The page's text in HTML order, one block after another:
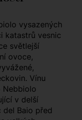
vysazených
katastrů vesnic
světlejší
ovoce,
Vínu
Nebbiolo
v delší
Baio před